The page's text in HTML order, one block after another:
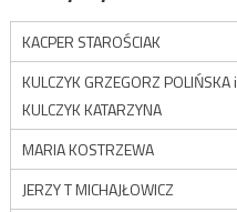
KACPER STAROŚCIAK
KULCZYK GRZEGORZ POLIŃSKA i
KULCZYK KATARZYNA
MARIA KOSTRZEWA
JERZY T MICHAJŁOWICZ